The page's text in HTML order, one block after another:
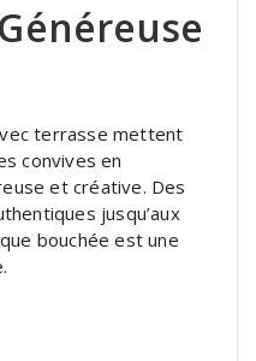
terrasse mettent
convives en
et créative. Des
jusqu’aux
bouchée est une